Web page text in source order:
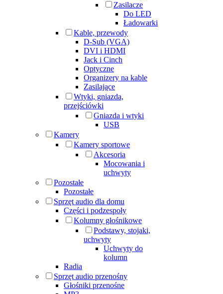
Zasilacze
Do LED
Ładowarki
Kable, przewody
D-Sub (VGA)
DVI i HDMI
Jack i Cinch
Optyczne
Organizery na kable
Zasilające
Wtyki, gniazda,
przejściówki
Gniazda i wtyki
USB
Kamery
Kamery sportowe
Akcesoria
Mocowania i
uchwyty
Pozostałe
Pozostałe
Sprzęt audio dla domu
Części i podzespoły
Kolumny głośnikowe
Podstawy, stojaki,
uchwyty
Uchwyty do
kolumn
Radia
Sprzęt audio przenośny
Głośniki przenośne